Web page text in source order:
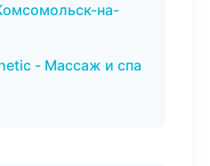
на-
- Массаж и спа